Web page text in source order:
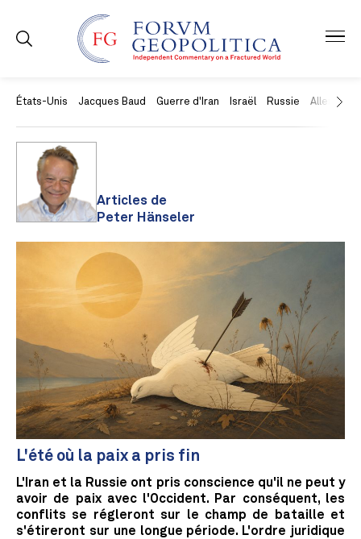
États-Unis Jacques Baud Guerre d'Iran Israël Russie Allemagne
Articles de
Peter Hänseler
L'été où la paix a pris fin
L'Iran et la Russie ont pris conscience qu'il ne peut y
avoir de paix avec l'Occident. Par conséquent, les
conflits se régleront sur le champ de bataille et
s'étireront sur une longue période. L'ordre juridique